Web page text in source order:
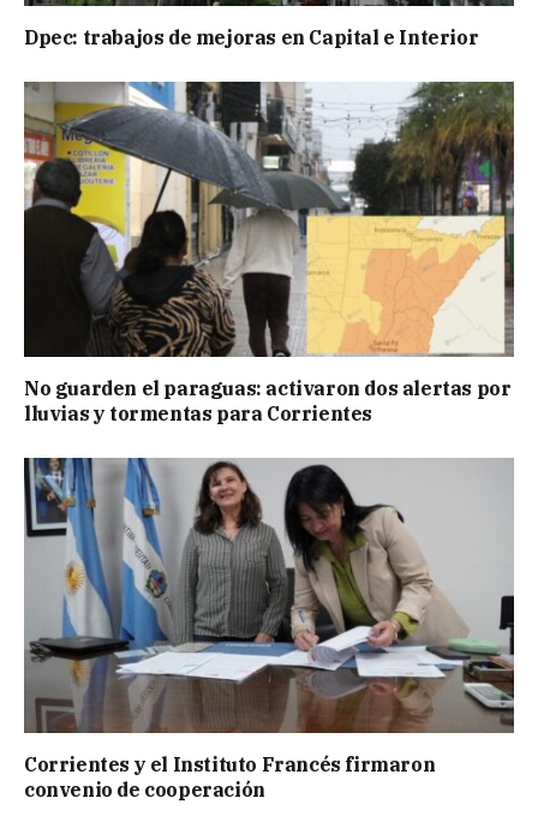
Dpec: trabajos de mejoras en Capital e Interior
No guarden el paraguas: activaron dos alertas por
lluvias y tormentas para Corrientes
Corrientes y el Instituto Francés firmaron
convenio de cooperación